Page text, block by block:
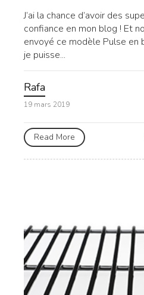
J’ai la chance d’avoir des
confiance en mon blog ! Et
envoyé ce modèle Pulse en
je puisse...
Rafa
19 mars 2019
Read More